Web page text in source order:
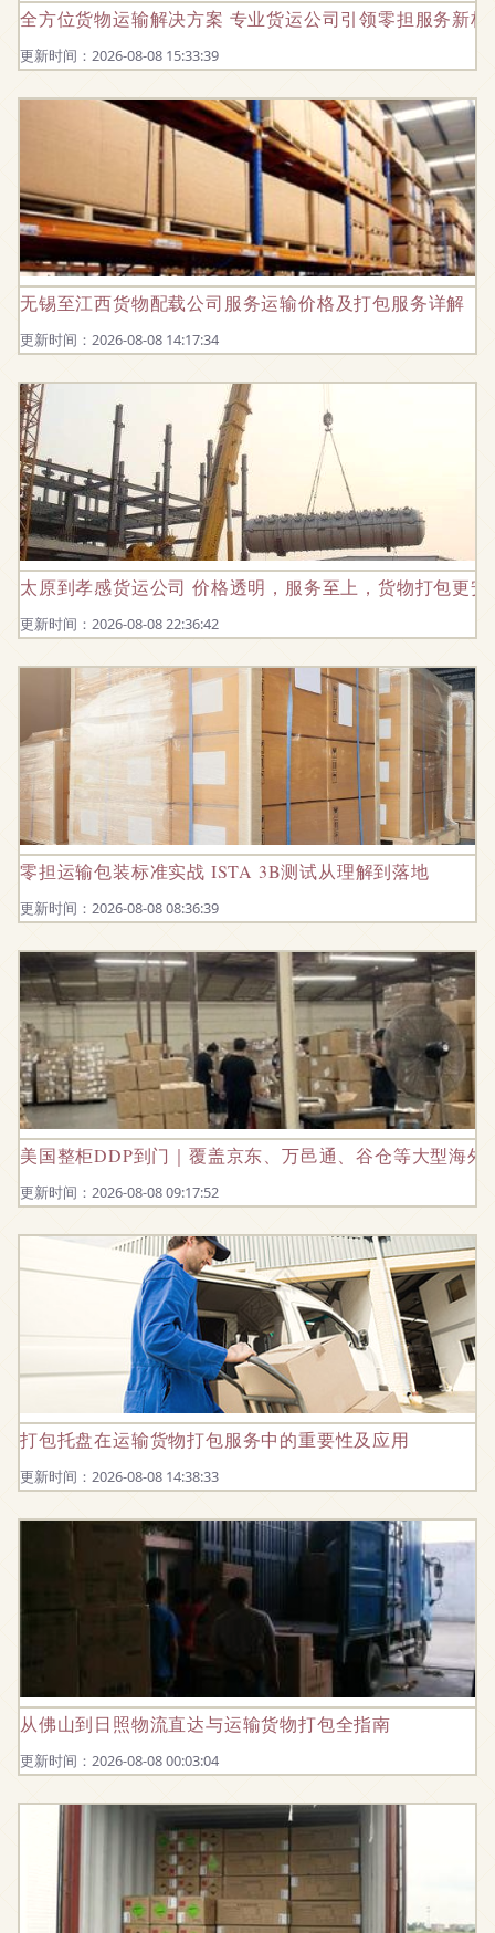
全方位货物运输解决方案 专业货运公司引领零担服务新标
更新时间：2026-08-08 15:33:39
无锡至江西货物配载公司服务运输价格及打包服务详解
更新时间：2026-08-08 14:17:34
太原到孝感货运公司 价格透明，服务至上，货物打包更安
更新时间：2026-08-08 22:36:42
零担运输包装标准实战 ISTA 3B测试从理解到落地
更新时间：2026-08-08 08:36:39
美国整柜DDP到门｜覆盖京东、万邑通、谷仓等大型海
更新时间：2026-08-08 09:17:52
打包托盘在运输货物打包服务中的重要性及应用
更新时间：2026-08-08 14:38:33
从佛山到日照物流直达与运输货物打包全指南
更新时间：2026-08-08 00:03:04